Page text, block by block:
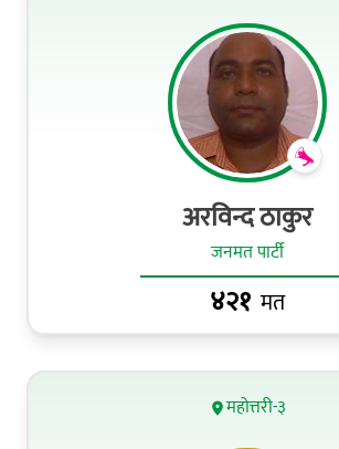
अरविन्द ठाकुर
जनमत पार्टी
४२१ मत
महोत्तरी-३